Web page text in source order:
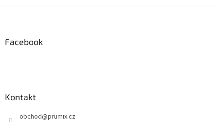
Facebook
Kontakt
obchod@prumix.cz